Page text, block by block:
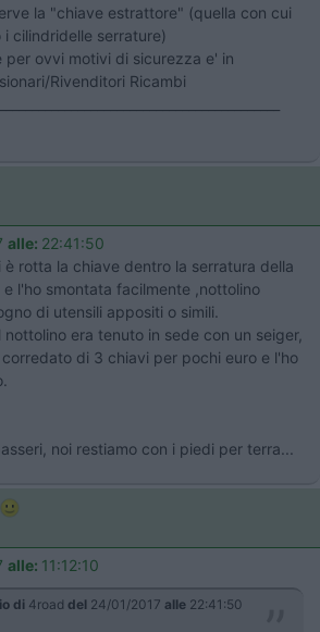
la "chiave estrattore" (quella con cui
cilindridelle serrature)
per ovvi motivi di sicurezza e' in
Rivenditori Ricambi
alle: 22:41:50
è rotta la chiave dentro la serratura della
l'ho smontata facilmente ,nottolino
di utensili appositi o simili.
era tenuto in sede con un seiger,
di 3 chiavi per pochi euro e l'ho
noi restiamo con i piedi per terra...
alle: 11:12:10
di 4road del 24/01/2017 alle 22:41:50